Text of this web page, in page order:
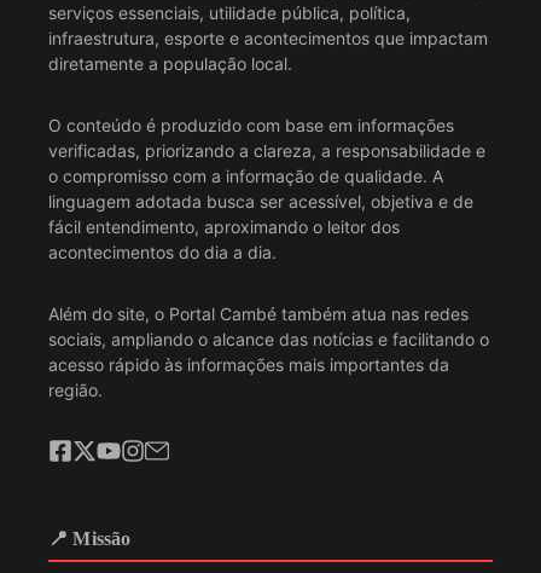
serviços essenciais, utilidade pública, política,
infraestrutura, esporte e acontecimentos que impactam
diretamente a população local.
O conteúdo é produzido com base em informações
verificadas, priorizando a clareza, a responsabilidade e
o compromisso com a informação de qualidade. A
linguagem adotada busca ser acessível, objetiva e de
fácil entendimento, aproximando o leitor dos
acontecimentos do dia a dia.
Além do site, o Portal Cambé também atua nas redes
sociais, ampliando o alcance das notícias e facilitando o
acesso rápido às informações mais importantes da
região.
📍 Missão